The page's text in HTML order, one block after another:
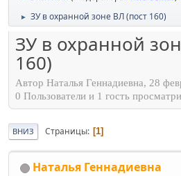
► ЗУ в охранной зоне ВЛ (пост 160)
ЗУ в охранной
160)
Автор Наталья Геннадиевна, 28
0 Пользователи и 1 гость
ВНИЗ Страницы 1
Наталья Геннадиевна